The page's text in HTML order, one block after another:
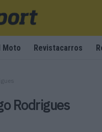
Moto Revistacarros
Rodrigues